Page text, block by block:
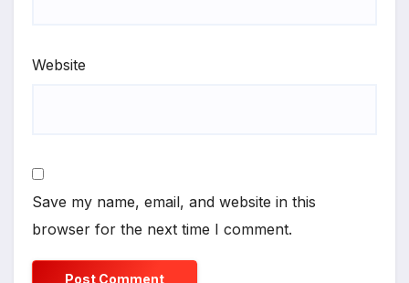
Website
Save my name, email, and website in this
browser for the next time I comment.